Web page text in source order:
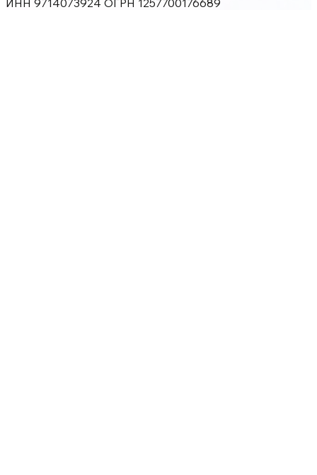
ИНН 9714073924 ОГРН 1257700176689